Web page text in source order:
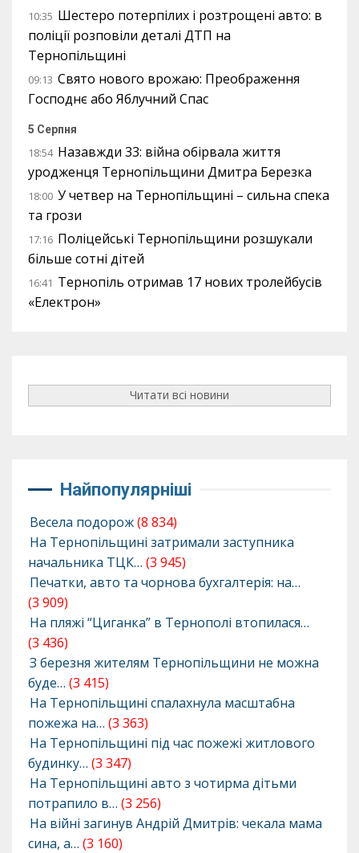
10:35 Шестеро потерпілих і розтрощені авто: в
поліції розповіли деталі ДТП на
Тернопільщині
09:13 Свято нового врожаю: Преображення
Господнє або Яблучний Спас
5 Серпня
18:54 Назавжди 33: війна обірвала життя
уродженця Тернопільщини Дмитра Березка
18:00 У четвер на Тернопільщині – сильна спека
та грози
17:16 Поліцейські Тернопільщини розшукали
більше сотні дітей
16:41 Тернопіль отримав 17 нових тролейбусів
«Електрон»
Читати всі новини
Найпопулярніші
Весела подорож(8 834)
На Тернопільщині затримали заступника
начальника ТЦК… (3 945)
Печатки, авто та чорнова бухгалтерія: на…
(3 909)
На пляжі “Циганка” в Тернополі втопилася…
(3 436)
З березня жителям Тернопільщини не можна
буде… (3 415)
На Тернопільщині спалахнула масштабна
пожежа на… (3 363)
На Тернопільщині під час пожежі житлового
будинку… (3 347)
На Тернопільщині авто з чотирма дітьми
потрапило в… (3 256)
На війні загинув Андрій Дмитрів: чекала мама
сина, а… (3 160)